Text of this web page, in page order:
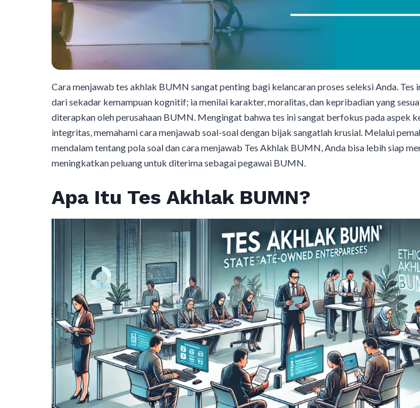
Cara menjawab tes akhlak BUMN sangat penting bagi kelancaran proses seleksi Anda. Tes
dari sekadar kemampuan kognitif; ia menilai karakter, moralitas, dan kepribadian yang
diterapkan oleh perusahaan BUMN. Mengingat bahwa tes ini sangat berfokus pada aspek
integritas, memahami cara menjawab soal-soal dengan bijak sangatlah krusial. Melalui
mendalam tentang pola soal dan cara menjawab Tes Akhlak BUMN, Anda bisa lebih siap
meningkatkan peluang untuk diterima sebagai pegawai BUMN.
Apa Itu Tes Akhlak BUMN?